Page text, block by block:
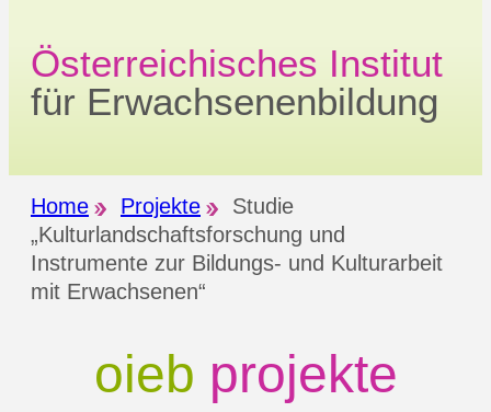
Österreichisches Institut
für Erwachsenenbildung
Home Projekte
Studie
„Kulturlandschaftsforschung und
Instrumente zur Bildungs- und Kulturarbeit
mit Erwachsenen“
oieb projekte